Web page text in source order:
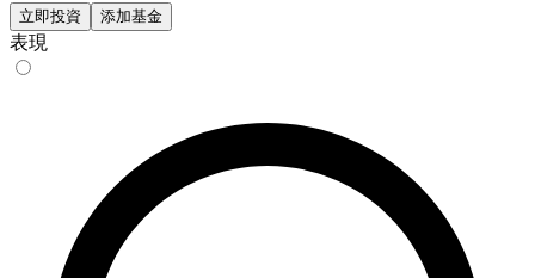
立即投資 添加基金
表現